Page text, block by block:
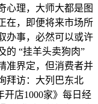
心理，大师大都是图
在，即便将来市场所
办事，必然可以或许
的 “挂羊头卖狗肉”
准界定，但消费者并
拜访：大列巴东北
开店1000家》每日经